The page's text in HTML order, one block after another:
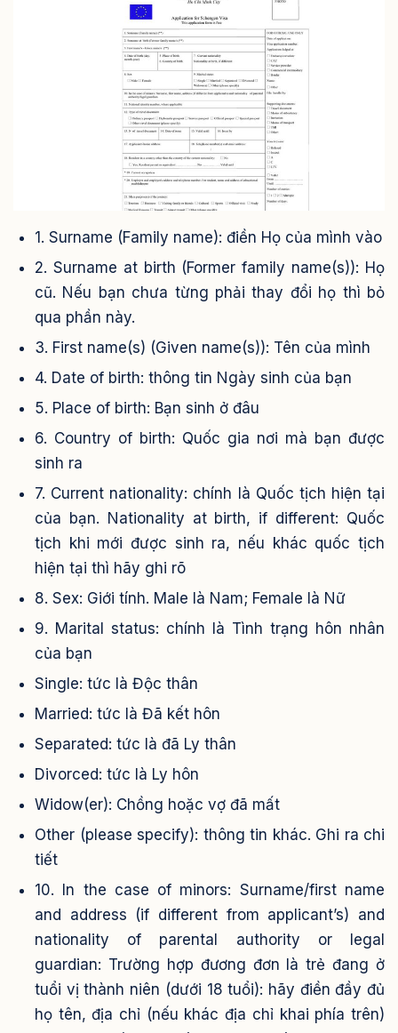
1. Surname (Family name): điền Họ của mình vào
2. Surname at birth (Former family name(s)): Họ
cũ. Nếu bạn chưa từng phải thay đổi họ thì bỏ
qua phần này.
3. First name(s) (Given name(s)): Tên của mình
4. Date of birth: thông tin Ngày sinh của bạn
5. Place of birth: Bạn sinh ở đâu
6. Country of birth: Quốc gia nơi mà bạn được
sinh ra
7. Current nationality: chính là Quốc tịch hiện tại
của bạn. Nationality at birth, if different: Quốc
tịch khi mới được sinh ra, nếu khác quốc tịch
hiện tại thì hãy ghi rõ
8. Sex: Giới tính. Male là Nam; Female là Nữ
9. Marital status: chính là Tình trạng hôn nhân
của bạn
Single: tức là Độc thân
Married: tức là Đã kết hôn
Separated: tức là đã Ly thân
Divorced: tức là Ly hôn
Widow(er): Chồng hoặc vợ đã mất
Other (please specify): thông tin khác. Ghi ra chi
tiết
10. In the case of minors: Surname/first name
and address (if different from applicant’s) and
nationality of parental authority or legal
guardian: Trường hợp đương đơn là trẻ đang ở
tuổi vị thành niên (dưới 18 tuổi): hãy điền đầy đủ
họ tên, địa chỉ (nếu khác địa chỉ khai phía trên)